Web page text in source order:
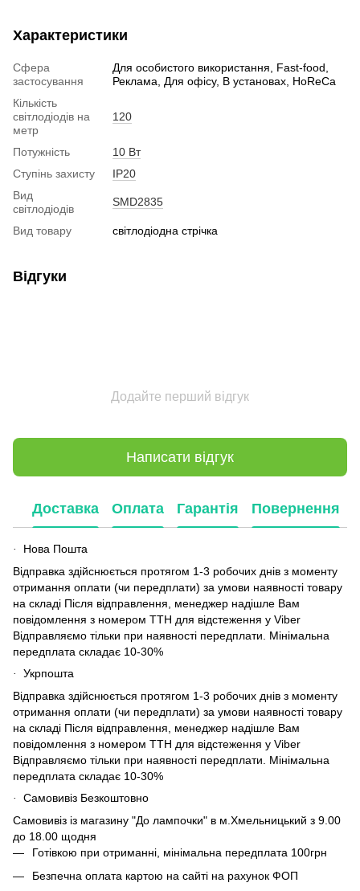
Характеристики
Сфера
застосування
Для особистого використання, Fast-food,
Реклама, Для офісу, В установах, HoReCa
Кількість
світлодіодів на
метр
120
Потужність
10 Вт
Ступінь захисту
IP20
Вид
світлодіодів
SMD2835
Вид товару світлодіодна стрічка
Відгуки
Додайте перший відгук
Написати відгук
Доставка Оплата Гарантія Повернення
·
Нова Пошта
Відправка здійснюється протягом 1-3 робочих днів з моменту
отримання оплати (чи передплати) за умови наявності товару
на складі Після відправлення, менеджер надішле Вам
повідомлення з номером ТТН для відстеження у Viber
Відправляємо тільки при наявності передплати. Мінімальна
передплата складає 10-30%
·
Укрпошта
Відправка здійснюється протягом 1-3 робочих днів з моменту
отримання оплати (чи передплати) за умови наявності товару
на складі Після відправлення, менеджер надішле Вам
повідомлення з номером ТТН для відстеження у Viber
Відправляємо тільки при наявності передплати. Мінімальна
передплата складає 10-30%
·
Самовивіз Безкоштовно
Самовивіз із магазину "До лампочки" в м.Хмельницький з 9.00
до 18.00 щодня
Готівкою при отриманні, мінімальна передплата 100грн
Безпечна оплата картою на сайті на рахунок ФОП